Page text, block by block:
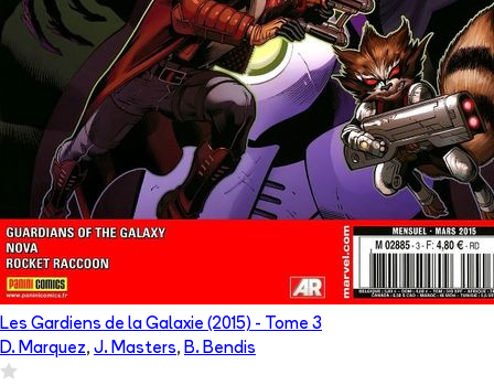
Les Gardiens de la Galaxie (2015) - Tome 3
D. Marquez, J. Masters, B. Bendis